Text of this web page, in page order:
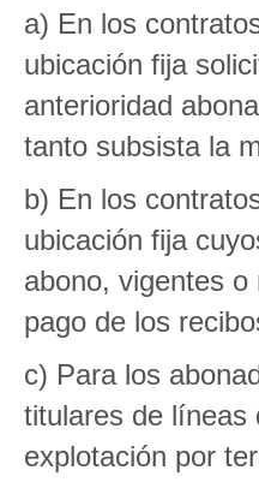
a) En los
ubicación fija
anterioridad
tanto subsista la
b) En los
ubicación fija
abono, vigentes
pago de los
c) Para los
titulares de líneas
explotación por